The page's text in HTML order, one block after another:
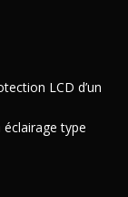
LCD d’un
type